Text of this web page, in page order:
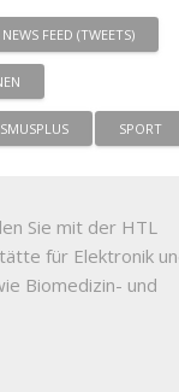
NEWS FEED (TWEETS)
SPORT
Sie mit der HTL
für Elektronik
Biomedizin- und